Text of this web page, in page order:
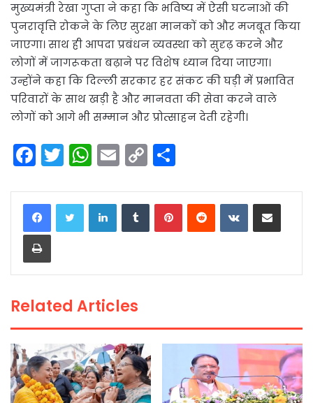
मुख्यमंत्री रेखा गुप्ता ने कहा कि भविष्य में ऐसी घटनाओं की
पुनरावृत्ति रोकने के लिए सुरक्षा मानकों को और मजबूत किया
जाएगा। साथ ही आपदा प्रबंधन व्यवस्था को सुदृढ़ करने और
लोगों में जागरूकता बढ़ाने पर विशेष ध्यान दिया जाएगा।
उन्होंने कहा कि दिल्ली सरकार हर संकट की घड़ी में प्रभावित
परिवारों के साथ खड़ी है और मानवता की सेवा करने वाले
लोगों को आगे भी सम्मान और प्रोत्साहन देती रहेगी।
F
c
e
b
o
k
T
itt
er
W
a
ts
p
E
ai
l
C
p
y
n
ar
e
LinkedInTumblrPinterestReddit VKontakteShare via Email
Print
Related Articles